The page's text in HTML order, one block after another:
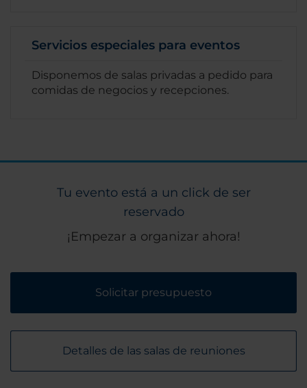
Servicios especiales para eventos
Disponemos de salas privadas a pedido para
comidas de negocios y recepciones.
Tu evento está a un click de ser
reservado
¡Empezar a organizar ahora!
Solicitar presupuesto
Detalles de las salas de reuniones